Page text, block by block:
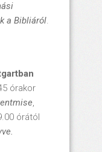
a Bibliáról.
órakor
,
órától